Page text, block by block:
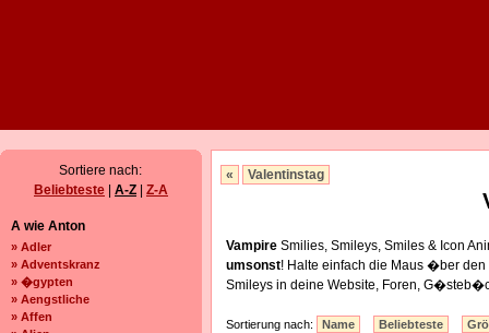
Sortiere nach:
Beliebteste
A-Z Z-A
A wie Anton
» Adler
» Adventskranz
» �gypten
» Aengstliche
» Affen
« Valentinstag
Vampire Smilies, Smileys, Smiles & Icon
umsonst! Halte einfach die Maus �ber
Smileys in deine Website, Foren,
Sortierung nach: Name Beliebteste